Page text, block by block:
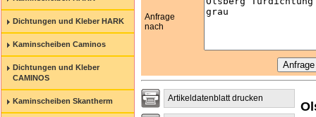
Dichtungen und Kleber HARK
Kaminscheiben Caminos
Dichtungen und Kleber
CAMINOS
Kaminscheiben Skantherm
Anfrage
nach
Artikeldatenblatt drucken